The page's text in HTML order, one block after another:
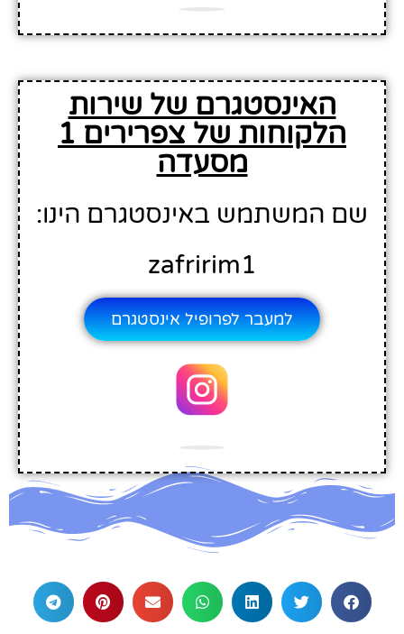
האינסטגרם של שירות
הלקוחות של צפרירים 1
מסעדה
שם המשתמש באינסטגרם הינו:
zafririm1
למעבר לפרופיל אינסטגרם